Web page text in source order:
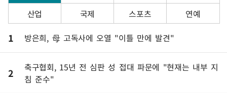
산업
국제 스포츠 연예
1 방은희, 母 고독사에 오열 "이틀 만에 발견"
2
축구협회, 15년 전 심판 성 접대 파문에 "현재는 내부 지
침 준수"